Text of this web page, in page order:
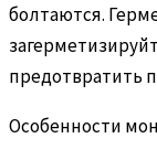
болтаются.
предотвратить
Особенности